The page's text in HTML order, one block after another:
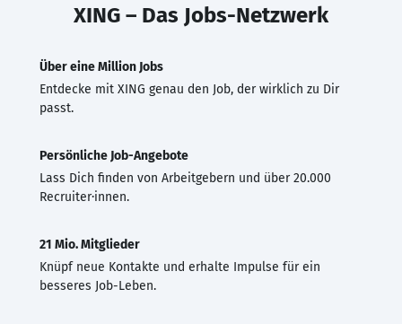
XING – Das Jobs-Netzwerk
Über eine Million Jobs
Entdecke mit XING genau den Job, der wirklich zu Dir
passt.
Persönliche Job-Angebote
Lass Dich finden von Arbeitgebern und über 20.000
Recruiter·innen.
21 Mio. Mitglieder
Knüpf neue Kontakte und erhalte Impulse für ein
besseres Job-Leben.